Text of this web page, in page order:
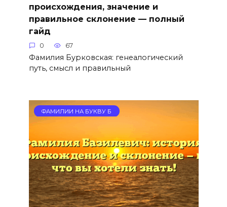
происхождения, значение и
правильное склонение — полный
гайд
0 67
Фамилия Бурковская: генеалогический
путь, смысл и правильный
ФАМИЛИИ НА БУКВУ Б